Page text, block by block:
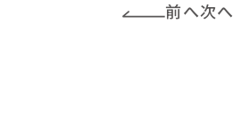
前へ次へ